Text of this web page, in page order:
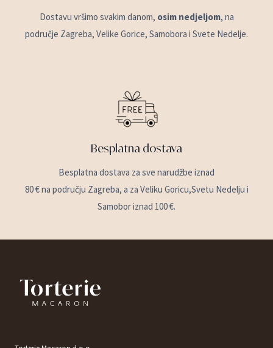
Dostavu vršimo svakim danom, osim nedjeljom, na
područje Zagreba, Velike Gorice, Samobora i Svete Nedelje.
Besplatna dostava
Besplatna dostava za sve narudžbe iznad
80 € na području Zagreba, a za Veliku Goricu,Svetu Nedelju i
Samobor iznad 100 €.